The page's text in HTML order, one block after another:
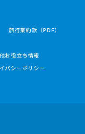
旅行業約款（PDF）
お役立ち情報
バシーポリシー